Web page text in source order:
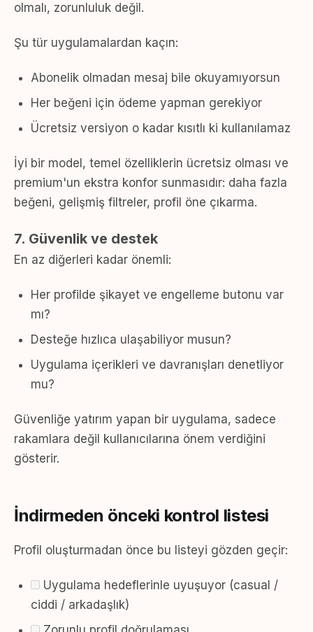
olmalı, zorunluluk değil.
Şu tür uygulamalardan kaçın:
Abonelik olmadan mesaj bile okuyamıyorsun
Her beğeni için ödeme yapman gerekiyor
Ücretsiz versiyon o kadar kısıtlı ki kullanılamaz
İyi bir model, temel özelliklerin ücretsiz olması ve
premium'un ekstra konfor sunmasıdır: daha fazla
beğeni, gelişmiş filtreler, profil öne çıkarma.
7. Güvenlik ve destek
En az diğerleri kadar önemli:
Her profilde şikayet ve engelleme butonu var
mı?
Desteğe hızlıca ulaşabiliyor musun?
Uygulama içerikleri ve davranışları denetliyor
mu?
Güvenliğe yatırım yapan bir uygulama, sadece
rakamlara değil kullanıcılarına önem verdiğini
gösterir.
İndirmeden önceki kontrol listesi
Profil oluşturmadan önce bu listeyi gözden geçir:
Uygulama hedeflerinle uyuşuyor (casual /
ciddi / arkadaşlık)